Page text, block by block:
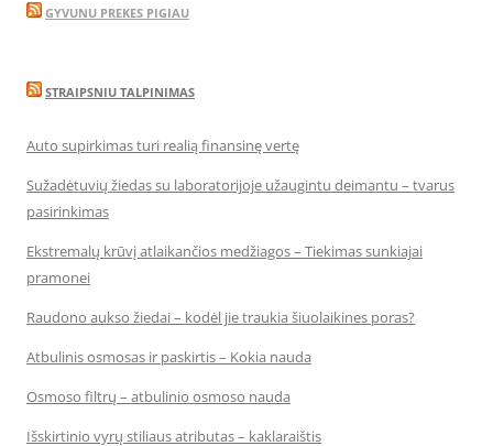
GYVUNU PREKES PIGIAU
STRAIPSNIU TALPINIMAS
Auto supirkimas turi realią finansinę vertę
Sužadėtuvių žiedas su laboratorijoje užaugintu deimantu – tvarus
pasirinkimas
Ekstremalų krūvį atlaikančios medžiagos – Tiekimas sunkiajai
pramonei
Raudono aukso žiedai – kodėl jie traukia šiuolaikines poras?
Atbulinis osmosas ir paskirtis – Kokia nauda
Osmoso filtrų – atbulinio osmoso nauda
Išskirtinio vyrų stiliaus atributas – kaklaraištis